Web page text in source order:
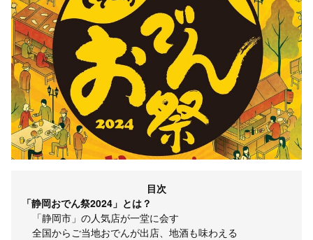
目次
「静岡おでん祭2024」とは？
「静岡市」の人気店が一堂に会す
全国からご当地おでんが出店、地酒も味わえる